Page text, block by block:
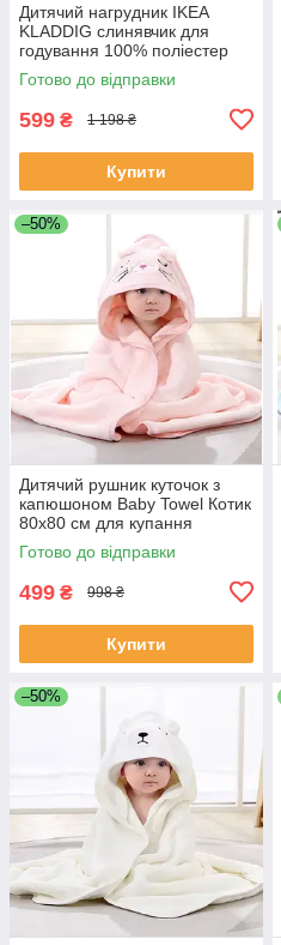
Дитячий нагрудник IKEA
KLADDIG слинявчик для
годування 100% поліестер
803.072.23
Готово до відправки
599 ₴ 1 198 ₴
Купити
–50%
Дитячий рушник куточок з
капюшоном Baby Towel Котик
80x80 см для купання
немовлят рожевий для
дівчинки
Готово до відправки
499 ₴ 998 ₴
Купити
–50%